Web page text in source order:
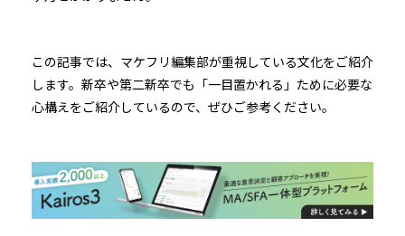
この記事では、マケフリ編集部が重視している文化をご紹介
します。新卒や第二新卒でも「一目置かれる」ために必要な
心構えをご紹介しているので、ぜひご参考ください。